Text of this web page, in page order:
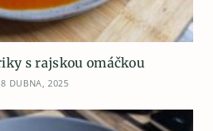
s rajskou omáčkou
8 DUBNA, 2025